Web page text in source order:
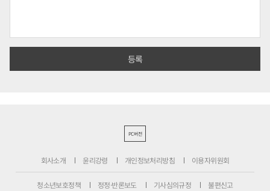
PC버전
회사소개 윤리강령 개인정보처리방침 이용자위원회
청소년보호정책 정정·반론보도 기사심의규정 불편신고